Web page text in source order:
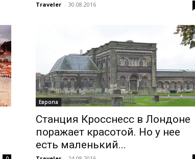
Traveler - 30.08.2016
Европа
Станция Кросснесс в Лондоне
поражает красотой. Но у нее
есть маленький...